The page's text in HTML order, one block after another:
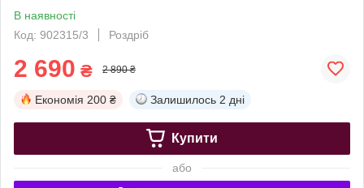
В наявності
Код: 902315/3
Роздріб
2 690 ₴ 2 890 ₴
Економія 200 ₴ Залишилось 2 дні
Купити
або